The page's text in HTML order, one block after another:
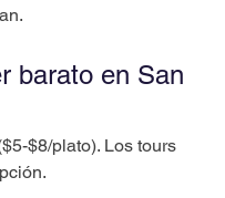
barato en San
$8/plato). Los tours